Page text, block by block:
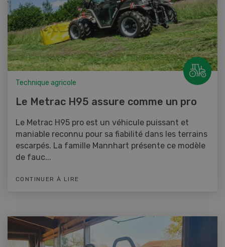
Technique agricole
Le Metrac H95 assure comme un pro
Le Metrac H95 pro est un véhicule puissant et
maniable reconnu pour sa fiabilité dans les terrains
escarpés. La famille Mannhart présente ce modèle
de fauc...
CONTINUER À LIRE